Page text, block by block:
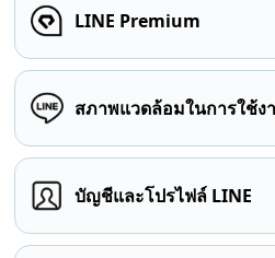
LINE Premium
สภาพแวดล้อมในการใช้ง
บัญชีและโปรไฟล์ LINE